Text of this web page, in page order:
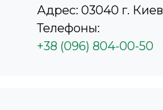
Адрес: 03040 г.
Телефоны:
+38 (096) 804-00-50